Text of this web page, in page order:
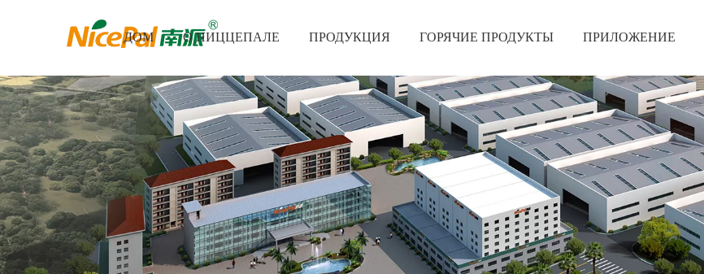
ДОМ О НИЦЦЕПАЛЕ ПРОДУКЦИЯ ГОРЯЧИЕ ПРОДУКТЫ ПРИЛОЖЕНИЕ